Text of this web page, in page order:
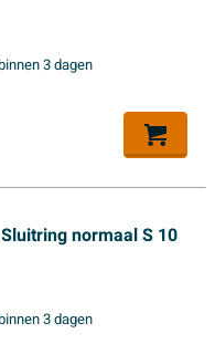
3 dagen
normaal S 10
3 dagen